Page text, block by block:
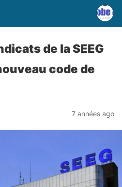
de la SEEG
code de
7 années ago